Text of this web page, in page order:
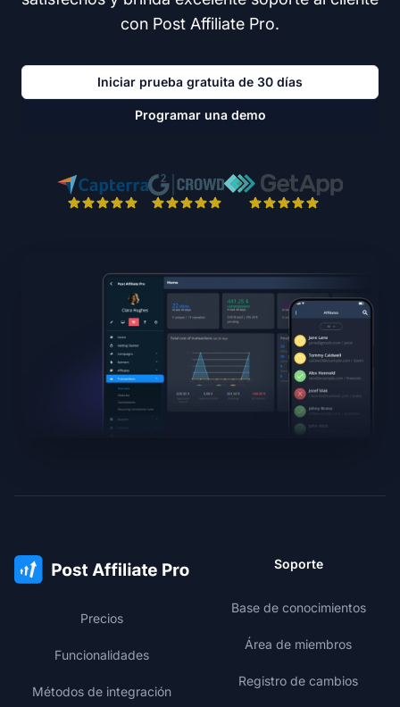
con Post Affiliate Pro.
Iniciar prueba gratuita de 30 días
Programar una demo
Precios
Funcionalidades
Métodos de integración
Soporte
Base de conocimientos
Área de miembros
Registro de cambios